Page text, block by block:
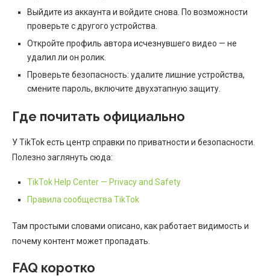
Выйдите из аккаунта и войдите снова. По возможности
проверьте с другого устройства.
Откройте профиль автора исчезнувшего видео — не
удалил ли он ролик.
Проверьте безопасность: удалите лишние устройства,
смените пароль, включите двухэтапную защиту.
Где почитать официально
У TikTok есть центр справки по приватности и безопасности.
Полезно заглянуть сюда:
TikTok Help Center — Privacy and Safety
Правила сообщества TikTok
Там простыми словами описано, как работает видимость и
почему контент может пропадать.
FAQ коротко